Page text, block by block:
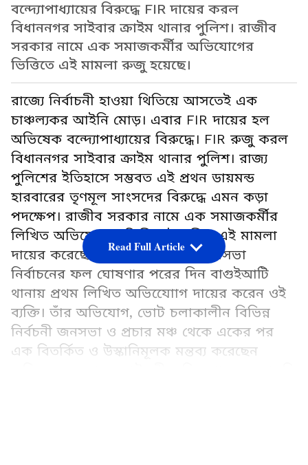
বন্দ্যোপাধ্যায়ের বিরুদ্ধে FIR দায়ের করল
বিধাননগর সাইবার ক্রাইম থানার পুলিশ। রাজীব
সরকার নামে এক সমাজকর্মীর অভিযোগের
ভিত্তিতে এই মামলা রুজু হয়েছে।
রাজ্যে নির্বাচনী হাওয়া থিতিয়ে আসতেই এক
চাঞ্চল্যকর আইনি মোড়। এবার FIR দায়ের হল
অভিষেক বন্দ্যোপাধ্যায়ের বিরুদ্ধে। FIR রুজু করল
বিধাননগর সাইবার ক্রাইম থানার পুলিশ। রাজ্য
পুলিশের ইতিহাসে সম্ভবত এই প্রথন ডায়মন্ড
হারবারের তৃণমূল সাংসদের বিরুদ্ধে এমন কড়া
পদক্ষেপ। রাজীব সরকার নামে এক সমাজকর্মীর
লিখিত অভিযোগের ভিত্তিতেই পুলিশ এই মামলা
দায়ের করেছে। গত ৫ মে অর্থাৎ বিধানসভা
নির্বাচনের ফল ঘোষণার পরের দিন বাগুইআটি
থানায় প্রথম লিখিত অভিযোোগ দায়ের করেন ওই
ব্যক্তি। তাঁর অভিযোগ, ভোট চলাকালীন বিভিন্ন
নির্বচনী জনসভা ও প্রচার মঞ্চ থেকে একের পর
এক বিতর্কিত ও উস্কানিমূলক মন্তব্য করেছেন
Read Full Article